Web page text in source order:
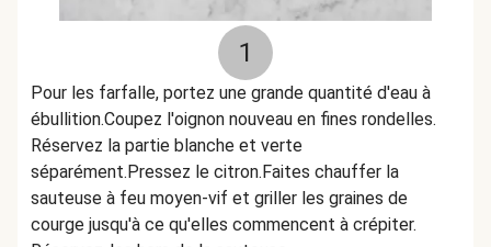
1
Pour les farfalle, portez une grande quantité d'eau à
ébullition.Coupez l'oignon nouveau en fines rondelles.
Réservez la partie blanche et verte
séparément.Pressez le citron.Faites chauffer la
sauteuse à feu moyen-vif et griller les graines de
courge jusqu'à ce qu'elles commencent à crépiter.